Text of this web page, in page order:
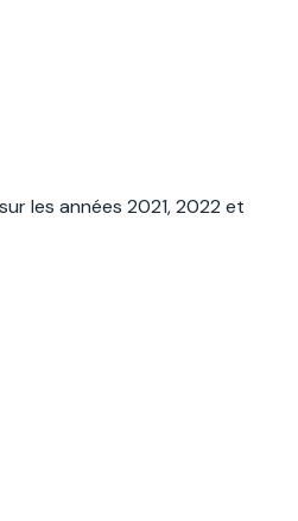
les années 2021, 2022 et